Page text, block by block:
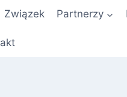
Związek Partnerzy